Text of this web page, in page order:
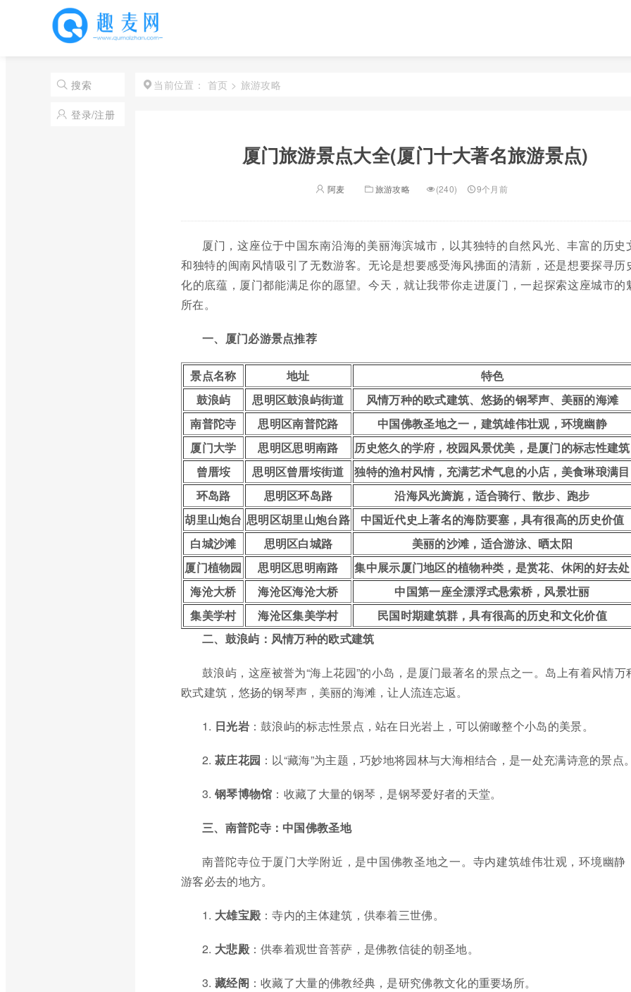
搜索
登录/注册
当前位置： 首页 > 旅游攻略
厦门旅游景点大全(厦门十大著名旅游景点)
阿麦 旅游攻略 (240) 9个月前
厦门，这座位于中国东南沿海的美丽海滨城市，以其独特的自然风光、丰富的历史
和独特的闽南风情吸引了无数游客。无论是想要感受海风拂面的清新，还是想要探寻历
化的底蕴，厦门都能满足你的愿望。今天，就让我带你走进厦门，一起探索这座城市的
所在。
一、厦门必游景点推荐
景点名称 地址
特色
鼓浪屿
思明区鼓浪屿街道
风情万种的欧式建筑、悠扬的钢琴声、美丽的海滩
南普陀寺
思明区南普陀路
中国佛教圣地之一，建筑雄伟壮观，环境幽静
厦门大学
思明区思明南路
历史悠久的学府，校园风景优美，是厦门的标志性建筑
曾厝垵
思明区曾厝垵街道
独特的渔村风情，充满艺术气息的小店，美食琳琅满目
环岛路
思明区环岛路
沿海风光旖旎，适合骑行、散步、跑步
胡里山炮台 思明区胡里山炮台路
中国近代史上著名的海防要塞，具有很高的历史价值
白城沙滩
思明区白城路
美丽的沙滩，适合游泳、晒太阳
厦门植物园
思明区思明南路
集中展示厦门地区的植物种类，是赏花、休闲的好去处
海沧大桥
海沧区海沧大桥
中国第一座全漂浮式悬索桥，风景壮丽
集美学村
海沧区集美学村
民国时期建筑群，具有很高的历史和文化价值
二、鼓浪屿：风情万种的欧式建筑
鼓浪屿，这座被誉为“海上花园”的小岛，是厦门最著名的景点之一。岛上有着风情万
欧式建筑，悠扬的钢琴声，美丽的海滩，让人流连忘返。
1. 日光岩：鼓浪屿的标志性景点，站在日光岩上，可以俯瞰整个小岛的美景。
2. 菽庄花园 ：以“藏海”为主题，巧妙地将园林与大海相结合，是一处充满诗意的景点
3. 钢琴博物馆 ：收藏了大量的钢琴，是钢琴爱好者的天堂。
三、南普陀寺：中国佛教圣地
南普陀寺位于厦门大学附近，是中国佛教圣地之一。寺内建筑雄伟壮观，环境幽静
游客必去的地方。
1. 大雄宝殿：寺内的主体建筑，供奉着三世佛。
2. 大悲殿：供奉着观世音菩萨，是佛教信徒的朝圣地。
3. 藏经阁 ：收藏了大量的佛教经典，是研究佛教文化的重要场所。